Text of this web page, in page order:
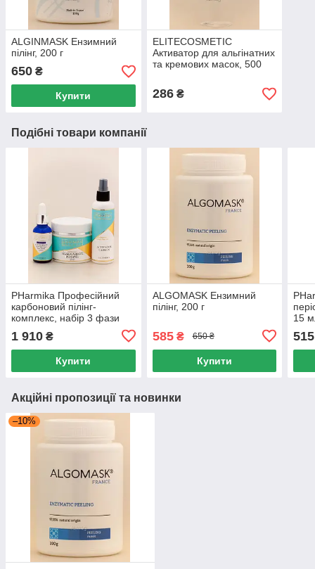
ALGINMASK Ензимний
пілінг, 200 г
650 ₴
Купити
ELITECOSMETIC
Активатор для альгінатних
та кремових масок, 500
286₴
Подібні товари компанії
PHarmika Професійний
карбоновий пілінг-
комплекс, набір 3 фази
1 910 ₴
Купити
ALGOMASK Ензимний
пілінг, 200 г
585₴ 650 ₴
Купити
15
515
Акційні пропозиції та новинки
–10%